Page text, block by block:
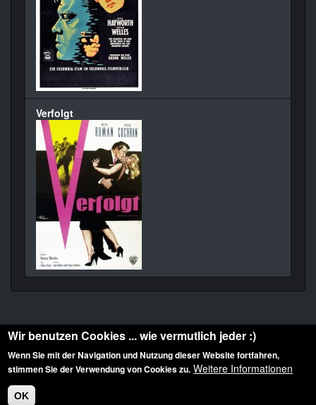
Verfolgt
Diese Website ist urheberrechtlich geschützt: © 2010-2026 der Film Noir de. Alle
Rechte vorbehalten.
Wir benutzen Cookies ... wie vermutlich jeder :)
Wenn Sie mit der Navigation und Nutzung dieser Website fortfahren,
stimmen Sie der Verwendung von Cookies zu. Weitere Informationen
OK